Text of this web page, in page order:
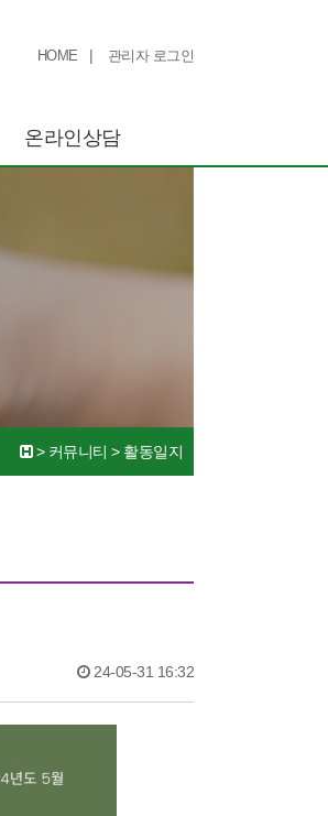
HOME | 관리자 로그인
온라인상담
> 커뮤니티 > 활동일지
24-05-31 16:32